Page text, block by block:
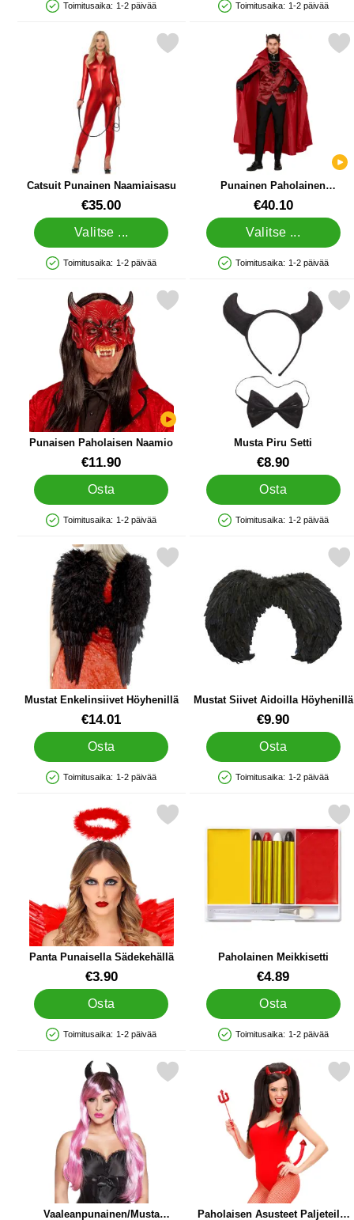
Saatavuus: Varastossa
Toimitusaika: 1-2 päivää
Saatavuus: Varastossa
Toimitusaika: 1-2 päivää
Catsuit Punainen Naamiaisasu
Tuote.nro 16173€35.00
Valitse ...
Saatavuus: Varastossa
Toimitusaika: 1-2 päivää
Merkitse catsuit Punainen Naamiaisasu suosikiksi
Punainen Paholainen
Naamiaisasu
Tuote.nro 39340€40.10
Valitse ...
Saatavuus: Varastossa
Toimitusaika: 1-2 päivää
Merkitse punainen
Punaisen Paholaisen Naamio
Tuote.nro 39224€11.90
Osta
Saatavuus: Varastossa
Toimitusaika: 1-2 päivää
Merkitse punaisen Paholaisen Naamio suosikiksi
Musta Piru Setti
Tuote.nro 39001€8.90
Osta
Saatavuus: Varastossa
Toimitusaika: 1-2 päivää
Merkitse musta Piru
Mustat Enkelinsiivet Höyhenillä
Tuote.nro 38704€14.01
Osta
Saatavuus: Varastossa
Toimitusaika: 1-2 päivää
Merkitse mustat Enkelinsiivet Höyhenillä suosikiksi
Mustat Siivet Aidoilla Höyhenillä
Tuote.nro 30460€9.90
Osta
Saatavuus: Varastossa
Toimitusaika: 1-2 päivää
Merkitse mustat Siivet
Panta Punaisella Sädekehällä
Tuote.nro 44127€3.90
Osta
Saatavuus: Varastossa
Toimitusaika: 1-2 päivää
Merkitse panta Punaisella Sädekehällä suosikiksi
Paholainen Meikkisetti
Tuote.nro 39192€4.89
Osta
Saatavuus: Varastossa
Toimitusaika: 1-2 päivää
Merkitse paholainen
Vaaleanpunainen/Musta
vaaleanpunainen/Musta Peruukki Paholaisen Sarvilla suosikiksi
Paholaisen Asusteet Paljeteilla
Merkitse paholaisen Asusteet